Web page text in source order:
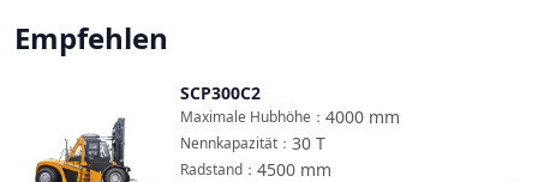
Empfehlen
SCP300C2
4000 mm
Maximale Hubhöhe ：
30 T
Nennkapazität ：
4500 mm
Radstand ：